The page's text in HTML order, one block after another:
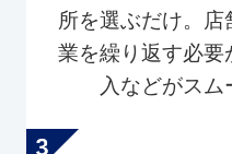
所を選ぶだけ。
業を繰り返す必要
入などがスム